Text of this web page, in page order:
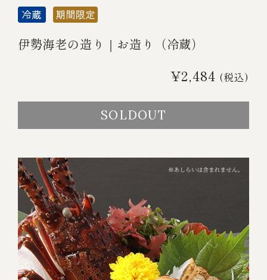
伊勢海老の造り｜お造り（冷蔵）
¥2,484 (税込)
SOLDOUT